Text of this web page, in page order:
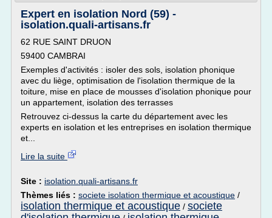
Expert en isolation Nord (59) -
isolation.quali-artisans.fr
62 RUE SAINT DRUON
59400 CAMBRAI
Exemples d'activités : isoler des sols, isolation phonique
avec du liège, optimisation de l'isolation thermique de la
toiture, mise en place de mousses d'isolation phonique pour
un appartement, isolation des terrasses
Retrouvez ci-dessus la carte du département avec les
experts en isolation et les entreprises en isolation thermique
et...
Lire la suite
Site : isolation.quali-artisans.fr
Thèmes liés : societe isolation thermique et acoustique /
isolation thermique et acoustique / societe